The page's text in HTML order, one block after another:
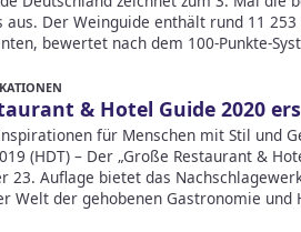
aus. Der Weinguide enthält rund 11
bewertet nach dem 100-Punkte-
& Hotel Guide 2020
für Menschen mit Stil und
(HDT) – Der „Große Restaurant &
23. Auflage bietet das
Welt der gehobenen Gastronomie und